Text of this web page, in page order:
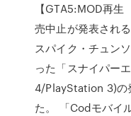
【GTA5:MOD再
売中止が発表され
スパイク・チュン
った「スナイパー
4/PlayStation 3)の
た。 「Codモバイ